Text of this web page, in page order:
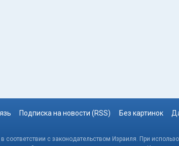
Подписка на новости (RSS) Без картинок
с законодательством Израиля. При